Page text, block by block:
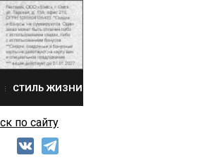
СТИЛЬ ЖИЗНИ
по сайту